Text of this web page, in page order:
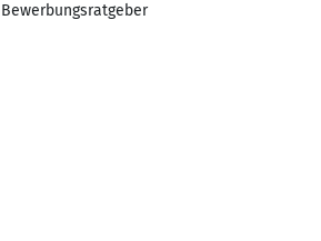
Bewerbungsratgeber